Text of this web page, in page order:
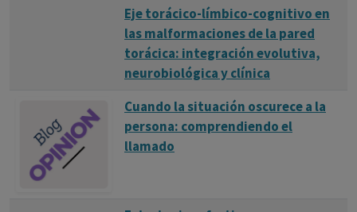
Eje torácico-límbico-cognitivo en
las malformaciones de la pared
torácica: integración evolutiva,
neurobiológica y clínica
Cuando la situación oscurece a la
persona: comprendiendo el
llamado